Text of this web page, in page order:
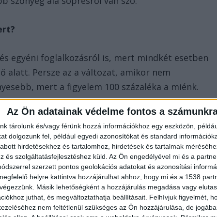
Az Ön adatainak védelme fontos a
tárolunk és/vagy férünk hozzá információkhoz egy eszközön,
dolgozunk fel, például egyedi azonosítókat és standard
hirdetésekhez és tartalomhoz, hirdetések és tartalmak
és szolgáltatásfejlesztéshez küld. Az Ön engedélyével mi és a
szerzett pontos geolokációs adatokat és azonosítási
helyre kattintva hozzájárulhat ahhoz, hogy mi és a 1538
Másik lehetőségként a hozzájárulás megadása vagy
juthat, és megváltoztathatja beállításait. Felhívjuk figyelmét,
nem feltétlenül szükséges az Ön hozzájárulása, de
egyéni foglalkozásról is, mert mindkét esetben
alatt. Persze az a változat, amikor nem
mert a figyelem 100 százaléka a miénk.
a kognitív viselkedésterápia, mert
a probléma felismerése, ami azt jelenti, hogy a
a helyzetünket.
a viselkedésbeli minták megváltoztatásáról szól,
átveszi a kellemesebb pozitív és racionális
a problémát kiváltó, azaz a tüneteket generáló